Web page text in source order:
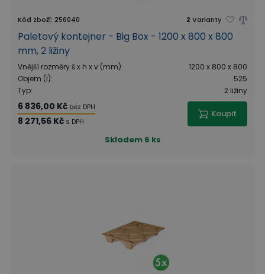
Kód zboží: 256040 2 Varianty
Paletový kontejner - Big Box - 1200 x 800 x 800
mm, 2 ližiny
Vnější rozměry š x h x v (mm):
1200 x 800 x 800
Objem (l):
525
Typ: 2 ližiny
6 836,00 Kč bez DPH
8 271,56 Kč s DPH
Koupit
Skladem 6 ks